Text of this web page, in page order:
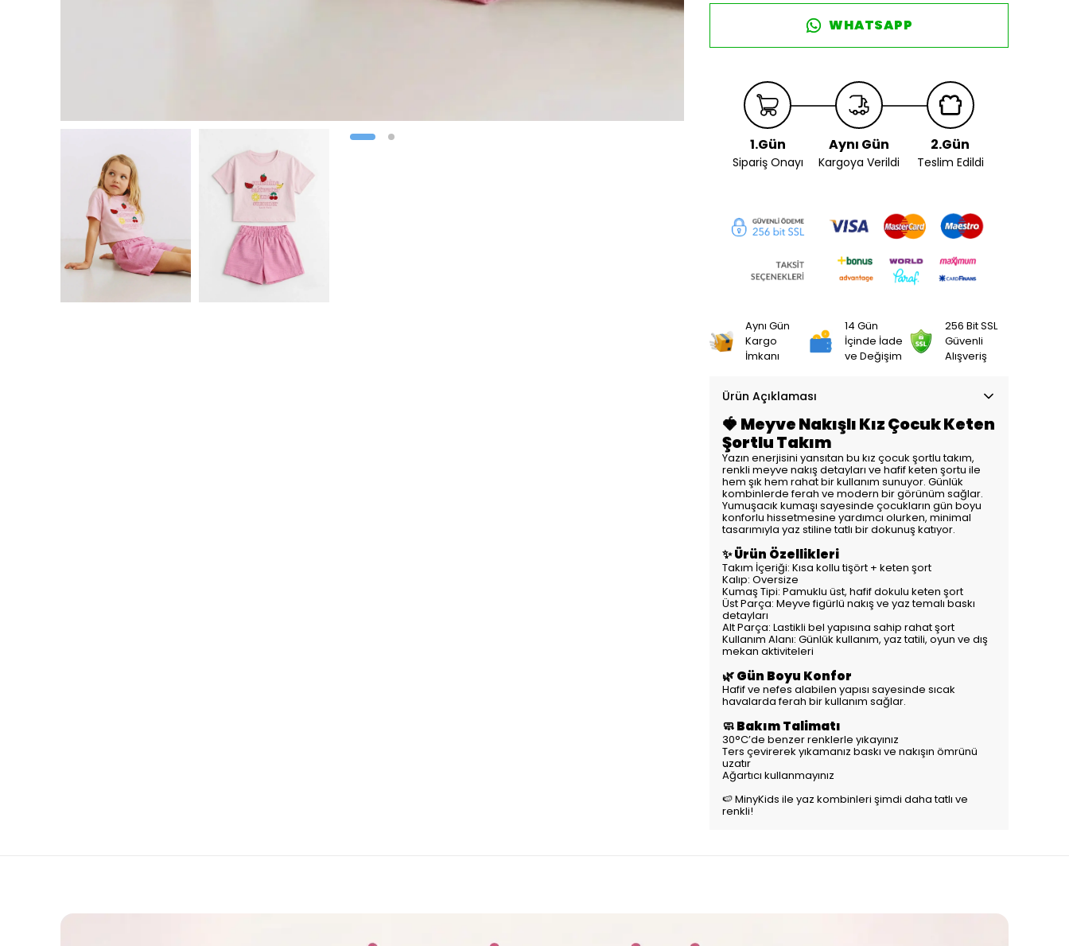
WHATSAPP
1.Gün
Sipariş Onayı
Aynı Gün
Kargoya Verildi
2.Gün
Teslim Edildi
Aynı Gün
Kargo
İmkanı
14 Gün
İçinde İade
ve Değişim
256 Bit SSL
Güvenli
Alışveriş
Ürün Açıklaması
🍓 Meyve Nakışlı Kız Çocuk Keten
Şortlu Takım
Yazın enerjisini yansıtan bu kız çocuk şortlu takım,
renkli meyve nakış detayları ve hafif keten şortu ile
hem şık hem rahat bir kullanım sunuyor. Günlük
kombinlerde ferah ve modern bir görünüm sağlar.
Yumuşacık kumaşı sayesinde çocukların gün boyu
konforlu hissetmesine yardımcı olurken, minimal
tasarımıyla yaz stiline tatlı bir dokunuş katıyor.
✨ Ürün Özellikleri
Takım İçeriği: Kısa kollu tişört + keten şort
Kalıp: Oversize
Kumaş Tipi: Pamuklu üst, hafif dokulu keten şort
Üst Parça: Meyve figürlü nakış ve yaz temalı baskı
detayları
Alt Parça: Lastikli bel yapısına sahip rahat şort
Kullanım Alanı: Günlük kullanım, yaz tatili, oyun ve dış
mekan aktiviteleri
🌿 Gün Boyu Konfor
Hafif ve nefes alabilen yapısı sayesinde sıcak
havalarda ferah bir kullanım sağlar.
🧼 Bakım Talimatı
30°C’de benzer renklerle yıkayınız
Ters çevirerek yıkamanız baskı ve nakışın ömrünü
uzatır
Ağartıcı kullanmayınız
🍉 MinyKids ile yaz kombinleri şimdi daha tatlı ve
renkli!